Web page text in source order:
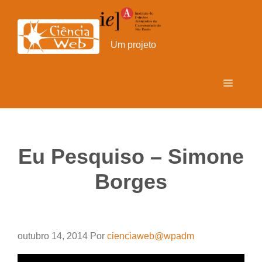
para
conteúdo
Um projeto
Menu
Eu Pesquiso – Simone
Borges
outubro 14, 2014 Por cienciaweb@wpadm